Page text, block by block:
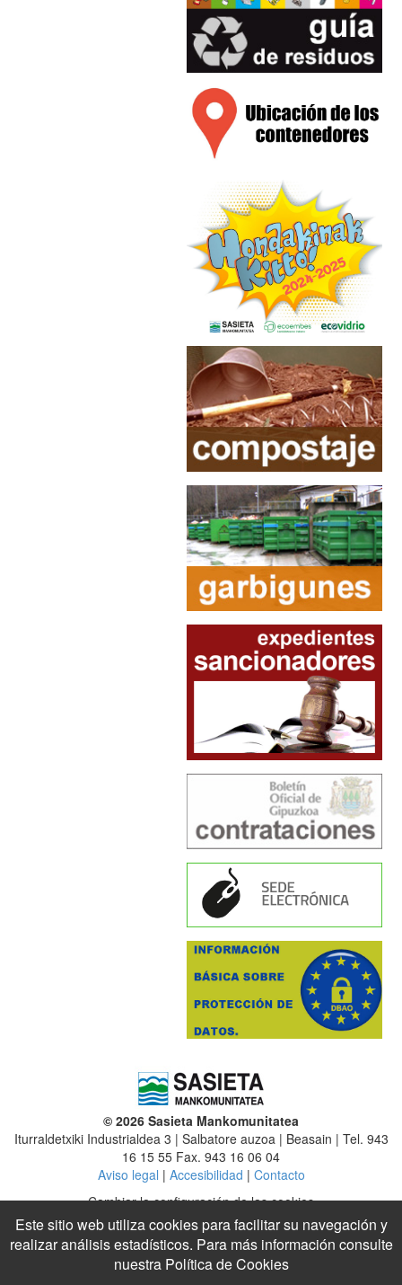
© 2026 Sasieta Mankomunitatea
Iturraldetxiki Industrialdea 3 | Salbatore auzoa | Beasain | Tel. 943
16 15 55 Fax. 943 16 06 04
Aviso legal | Accesibilidad | Contacto
Cambiar la configuración de las cookies
Mancomunidad | Altzaga | Arama | Ataun | Beasain | Ezkio-Itsaso
Gaintza | Idiazabal | Itsasondo
Este sitio web utiliza cookies para facilitar su navegación y
realizar análisis estadísticos. Para más información consulte
nuestra Política de Cookies